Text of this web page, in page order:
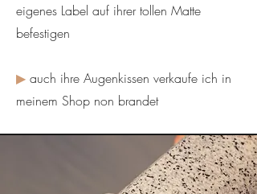
eigenes Label auf ihrer tollen Matte
befestigen
▶ auch ihre Augenkissen verkaufe ich in
meinem Shop non brandet